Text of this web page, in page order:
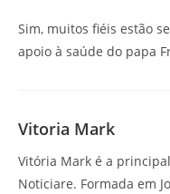
Sim, muitos fiéis estão
apoio à saúde do papa
Vitoria Mark
Vitória Mark é a
Noticiare. Formada em